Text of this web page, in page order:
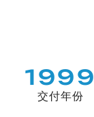
1999
交付年份